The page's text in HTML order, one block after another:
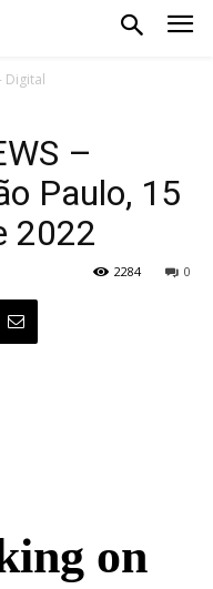
Digital
–
Paulo, 15
2022
0
2284